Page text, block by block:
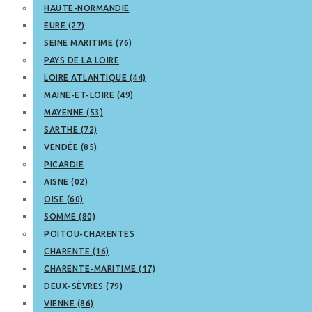
HAUTE-NORMANDIE
EURE (27)
SEINE MARITIME (76)
PAYS DE LA LOIRE
LOIRE ATLANTIQUE (44)
MAINE-ET-LOIRE (49)
MAYENNE (53)
SARTHE (72)
VENDÉE (85)
PICARDIE
AISNE (02)
OISE (60)
SOMME (80)
POITOU-CHARENTES
CHARENTE (16)
CHARENTE-MARITIME (17)
DEUX-SÈVRES (79)
VIENNE (86)